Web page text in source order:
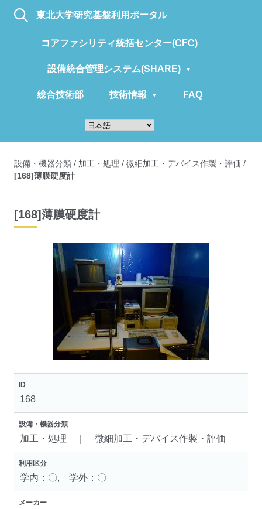
東北大学研究基盤利用ポータル
コアファシリティ統括センター(CFC)
設備統合管理システム(SHARE)
総合技術部 技術情報 FAQ
設備・機器分類 / 加工・処理 / 微細加工・デバイス作製・評価 /
[168]薄膜硬度計
[168]薄膜硬度計
ID
168
設備・機器分類
加工・処理 ｜ 微細加工・デバイス作製・評価
利用区分
学内：〇, 学外：〇
メーカー